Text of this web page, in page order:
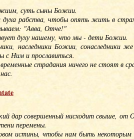
суть сыны Божии.
рабства, чтобы опять жить в
"Авва, Отче!"
духу нашему, что мы - дети Божии.
наследники Божии, сонаследники
с Ним и прославиться.
страдания ничего не стоят в
дар совершенный нисходит свыше, от
перемены.
истины, чтобы нам быть некоторым